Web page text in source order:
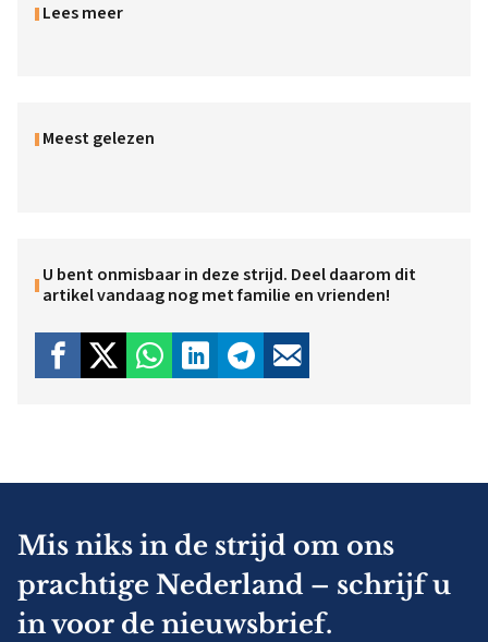
Lees meer
Meest gelezen
U bent onmisbaar in deze strijd. Deel daarom dit
artikel vandaag nog met familie en vrienden!
Mis niks in de strijd om ons
prachtige Nederland – schrijf u
in voor de nieuwsbrief.